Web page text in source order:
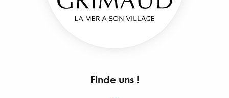
Finde uns !